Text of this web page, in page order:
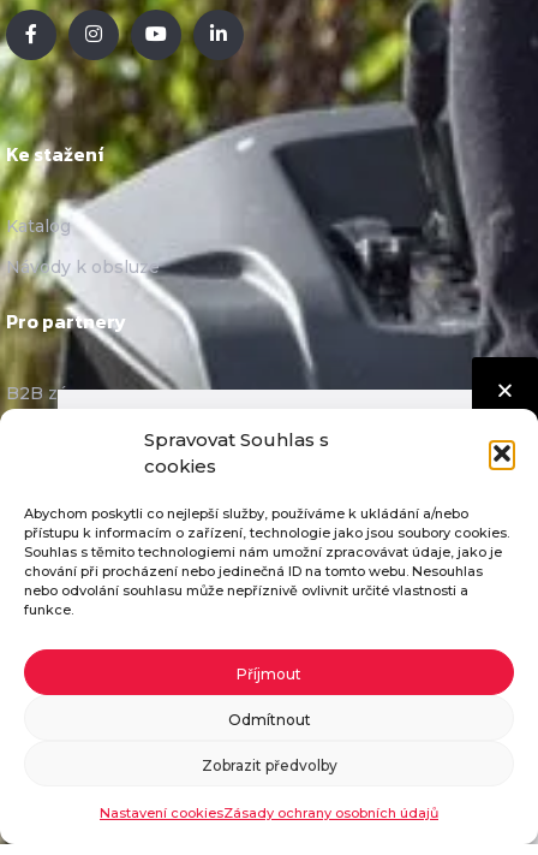
Spravovat Souhlas s
cookies
Abychom poskytli co nejlepší služby, používáme k ukládání a/nebo
přístupu k informacím o zařízení, technologie jako jsou soubory cookies.
Souhlas s těmito technologiemi nám umožní zpracovávat údaje, jako je
chování při procházení nebo jedinečná ID na tomto webu. Nesouhlas
nebo odvolání souhlasu může nepříznivě ovlivnit určité vlastnosti a
funkce.
Příjmout
Odmítnout
Zobrazit předvolby
Nastavení cookiesZásady ochrany osobních údajů
Ke stažení
Katalog
Návody k obsluze
Pro partnery
B2B zóna
Historie
Reference
Kariéra
Skupina SECO
E-mail:
Pošleme vám katalog ZDARMA
Pokud vyplníte potřebné údaje, zašleme vám